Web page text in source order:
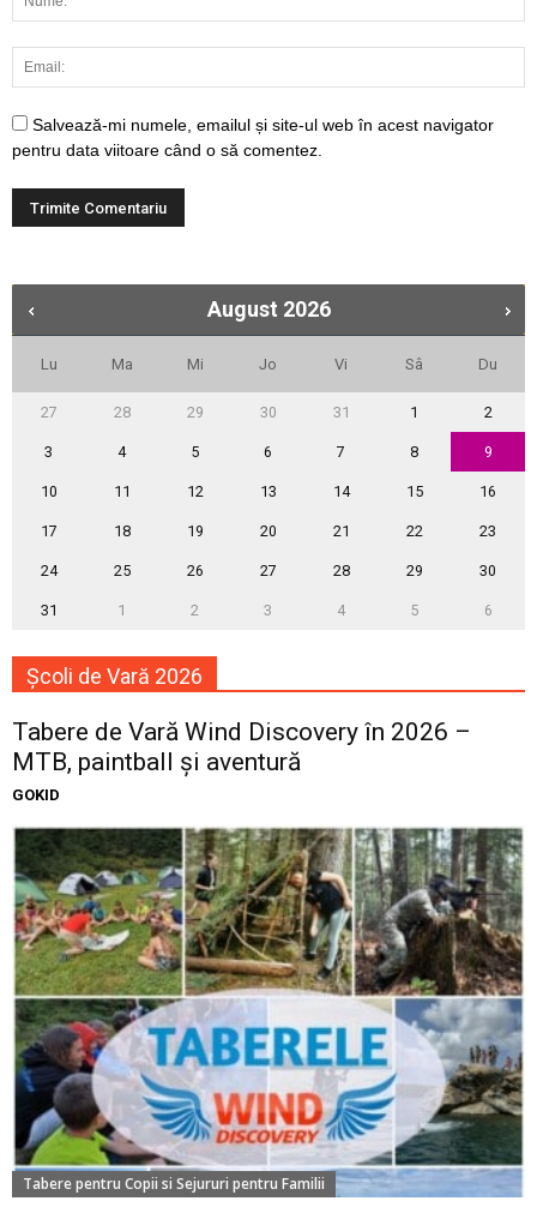
Salvează-mi numele, emailul și site-ul web în acest navigator
pentru data viitoare când o să comentez.
August 2026
Lu Ma Mi Jo Vi Sâ Du
27 28 29 30 31 1 2
3 4 5 6 7 8 9
10 11 12 13 14 15 16
17 18 19 20 21 22 23
24 25 26 27 28 29 30
31 1 2 3 4 5 6
Școli de Vară 2026
Tabere de Vară Wind Discovery în 2026 –
MTB, paintball și aventură
GOKID
Tabere pentru Copii si Sejururi pentru Familii